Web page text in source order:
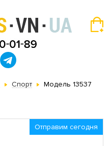
Спорт Модель 13537
Отправим сегодня